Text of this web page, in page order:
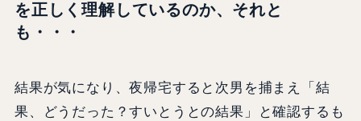
を正しく理解しているのか、それと
も・・・
結果が気になり、夜帰宅すると次男を捕まえ「結
果、どうだった？すいとうとの結果」と確認するも